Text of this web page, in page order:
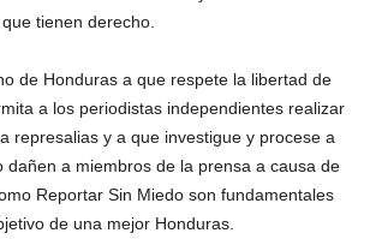
tienen derecho.
de Honduras a que respete la libertad de
a los periodistas independientes realizar
represalias y a que investigue y procese a
dañen a miembros de la prensa a causa de
Reportar Sin Miedo son fundamentales
de una mejor Honduras.